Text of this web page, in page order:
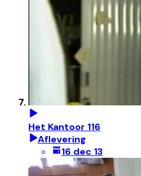
Het Kantoor 116
Aflevering
16 dec 13